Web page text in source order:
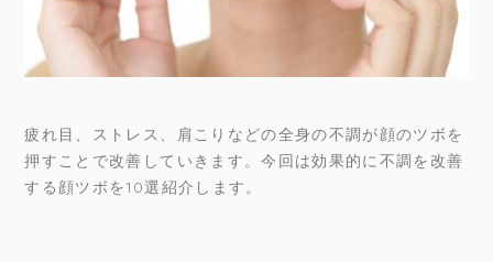
疲れ目、ストレス、肩こりなどの全身の不調が顔のツボを
押すことで改善していきます。今回は効果的に不調を改善
する顔ツボを10選紹介します。